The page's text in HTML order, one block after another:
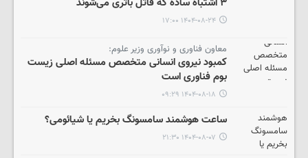
۱۴۰۴-۰۸-۲۴ ۱۷:۰۰
معاون فناوری و نوآوری وزیر علوم:
کمبود نیروی انسانی متخصص مسئله اصلی زیست
بوم فناوری است
۱۴۰۴-۰۸-۱۸ ۰۹:۲۹
ساعت هوشمند سامسونگ بخریم یا شیائومی؟
۱۴۰۴-۰۸-۰۷ ۲۱:۳۰